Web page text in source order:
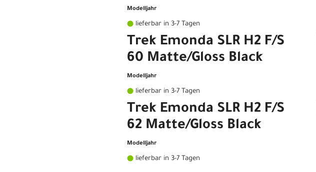
Modelljahr
lieferbar in 3-7 Tagen
Trek Emonda SLR H2 F/S
60 Matte/Gloss Black
Modelljahr
lieferbar in 3-7 Tagen
Trek Emonda SLR H2 F/S
62 Matte/Gloss Black
Modelljahr
lieferbar in 3-7 Tagen